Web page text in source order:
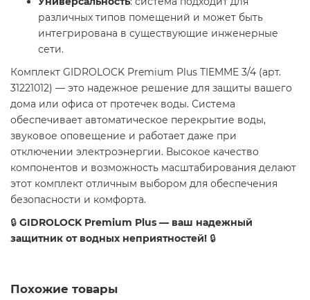
различных типов помещений и может быть
интегрирована в существующие инженерные
сети.
Комплект GIDROLOCK Premium Plus TIEMME 3/4 (арт.
31221012) — это надежное решение для защиты вашего
дома или офиса от протечек воды. Система
обеспечивает автоматическое перекрытие воды,
звуковое оповещение и работает даже при
отключении электроэнергии. Высокое качество
компонентов и возможность масштабирования делают
этот комплект отличным выбором для обеспечения
безопасности и комфорта.
🔒 GIDROLOCK Premium Plus — ваш надежный
защитник от водных неприятностей! 🔒
Похожие товары